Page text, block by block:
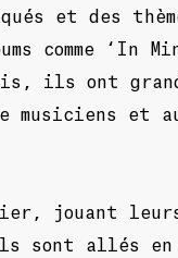
et des
comme ‘In
fois, ils ont
musiciens et
jouant leurs
sont allés en